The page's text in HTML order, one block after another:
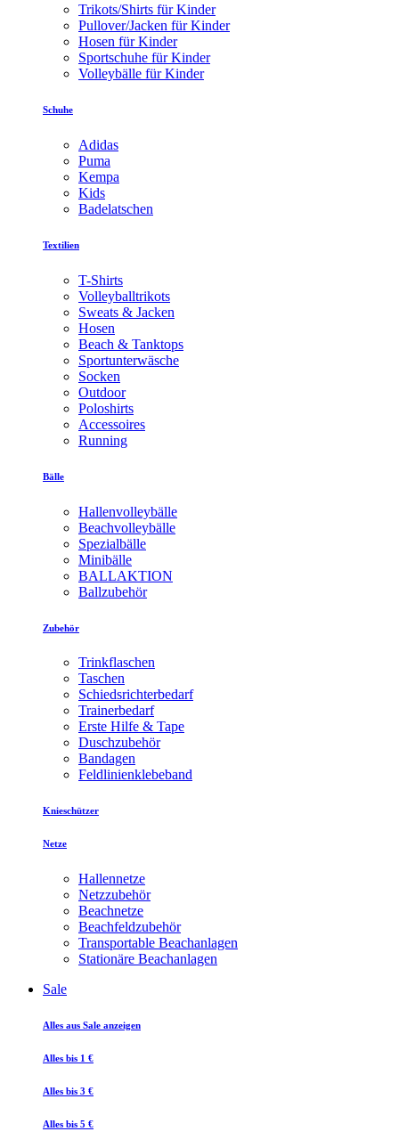
Trikots/Shirts für Kinder
Pullover/Jacken für Kinder
Hosen für Kinder
Sportschuhe für Kinder
Volleybälle für Kinder
Schuhe
Adidas
Puma
Kempa
Kids
Badelatschen
Textilien
T-Shirts
Volleyballtrikots
Sweats & Jacken
Hosen
Beach & Tanktops
Sportunterwäsche
Socken
Outdoor
Poloshirts
Accessoires
Running
Bälle
Hallenvolleybälle
Beachvolleybälle
Spezialbälle
Minibälle
BALLAKTION
Ballzubehör
Zubehör
Trinkflaschen
Taschen
Schiedsrichterbedarf
Trainerbedarf
Erste Hilfe & Tape
Duschzubehör
Bandagen
Feldlinienklebeband
Knieschützer
Netze
Hallennetze
Netzzubehör
Beachnetze
Beachfeldzubehör
Transportable Beachanlagen
Stationäre Beachanlagen
Sale
Alles aus Sale anzeigen
Alles bis 1 €
Alles bis 3 €
Alles bis 5 €